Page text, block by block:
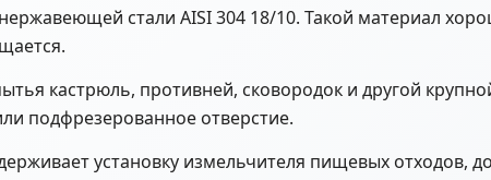
стали AISI 304 18/10. Такой материал
кастрюль, противней, сковородок и другой
подфрезерованное отверстие.
установку измельчителя пищевых отходов,